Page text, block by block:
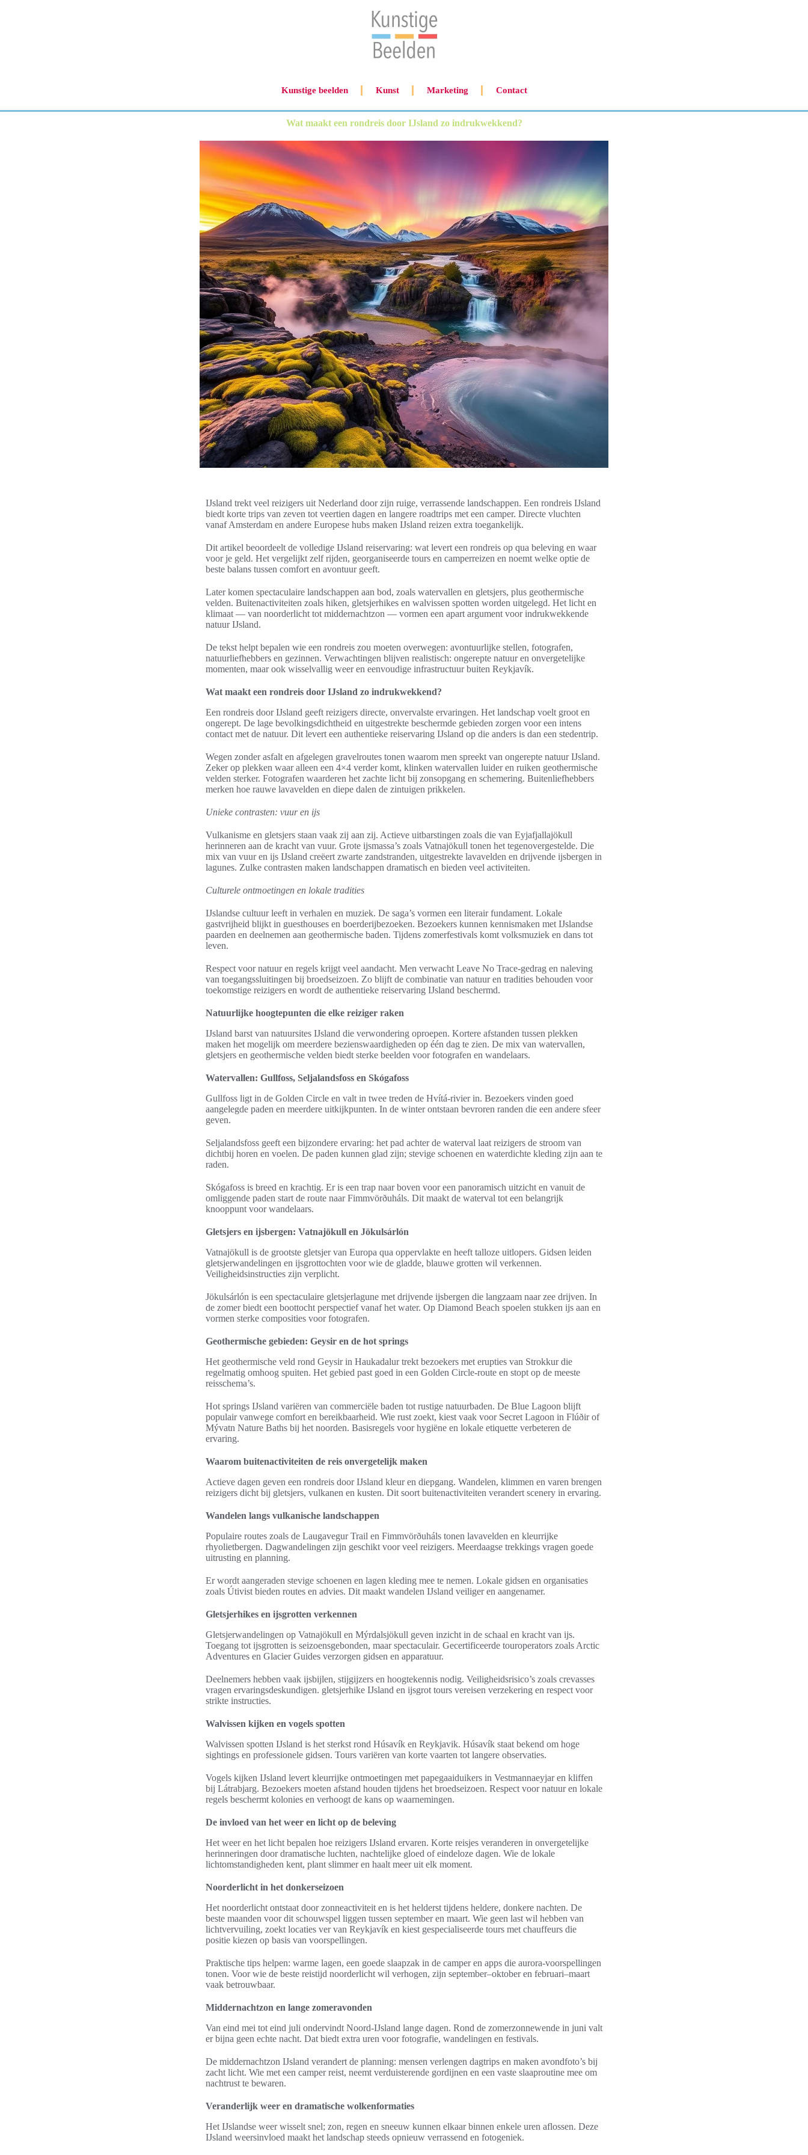
Kunstige beelden Kunst Marketing Contact
Wat maakt een rondreis door IJsland zo indrukwekkend?
IJsland trekt veel reizigers uit Nederland door zijn ruige, verrassende landschappen. Een rondreis IJsland
biedt korte trips van zeven tot veertien dagen en langere roadtrips met een camper. Directe vluchten
vanaf Amsterdam en andere Europese hubs maken IJsland reizen extra toegankelijk.
Dit artikel beoordeelt de volledige IJsland reiservaring: wat levert een rondreis op qua beleving en waar
voor je geld. Het vergelijkt zelf rijden, georganiseerde tours en camperreizen en noemt welke optie de
beste balans tussen comfort en avontuur geeft.
Later komen spectaculaire landschappen aan bod, zoals watervallen en gletsjers, plus geothermische
velden. Buitenactiviteiten zoals hiken, gletsjerhikes en walvissen spotten worden uitgelegd. Het licht en
klimaat — van noorderlicht tot middernachtzon — vormen een apart argument voor indrukwekkende
natuur IJsland.
De tekst helpt bepalen wie een rondreis zou moeten overwegen: avontuurlijke stellen, fotografen,
natuurliefhebbers en gezinnen. Verwachtingen blijven realistisch: ongerepte natuur en onvergetelijke
momenten, maar ook wisselvallig weer en eenvoudige infrastructuur buiten Reykjavík.
Wat maakt een rondreis door IJsland zo indrukwekkend?
Een rondreis door IJsland geeft reizigers directe, onvervalste ervaringen. Het landschap voelt groot en
ongerept. De lage bevolkingsdichtheid en uitgestrekte beschermde gebieden zorgen voor een intens
contact met de natuur. Dit levert een authentieke reiservaring IJsland op die anders is dan een stedentrip.
Wegen zonder asfalt en afgelegen gravelroutes tonen waarom men spreekt van ongerepte natuur IJsland.
Zeker op plekken waar alleen een 4×4 verder komt, klinken watervallen luider en ruiken geothermische
velden sterker. Fotografen waarderen het zachte licht bij zonsopgang en schemering. Buitenliefhebbers
merken hoe rauwe lavavelden en diepe dalen de zintuigen prikkelen.
Unieke contrasten: vuur en ijs
Vulkanisme en gletsjers staan vaak zij aan zij. Actieve uitbarstingen zoals die van Eyjafjallajökull
herinneren aan de kracht van vuur. Grote ijsmassa’s zoals Vatnajökull tonen het tegenovergestelde. Die
mix van vuur en ijs IJsland creëert zwarte zandstranden, uitgestrekte lavavelden en drijvende ijsbergen in
lagunes. Zulke contrasten maken landschappen dramatisch en bieden veel activiteiten.
Culturele ontmoetingen en lokale tradities
IJslandse cultuur leeft in verhalen en muziek. De saga’s vormen een literair fundament. Lokale
gastvrijheid blijkt in guesthouses en boerderijbezoeken. Bezoekers kunnen kennismaken met IJslandse
paarden en deelnemen aan geothermische baden. Tijdens zomerfestivals komt volksmuziek en dans tot
leven.
Respect voor natuur en regels krijgt veel aandacht. Men verwacht Leave No Trace-gedrag en naleving
van toegangssluitingen bij broedseizoen. Zo blijft de combinatie van natuur en tradities behouden voor
toekomstige reizigers en wordt de authentieke reiservaring IJsland beschermd.
Natuurlijke hoogtepunten die elke reiziger raken
IJsland barst van natuursites IJsland die verwondering oproepen. Kortere afstanden tussen plekken
maken het mogelijk om meerdere bezienswaardigheden op één dag te zien. De mix van watervallen,
gletsjers en geothermische velden biedt sterke beelden voor fotografen en wandelaars.
Watervallen: Gullfoss, Seljalandsfoss en Skógafoss
Gullfoss ligt in de Golden Circle en valt in twee treden de Hvítá-rivier in. Bezoekers vinden goed
aangelegde paden en meerdere uitkijkpunten. In de winter ontstaan bevroren randen die een andere sfeer
geven.
Seljalandsfoss geeft een bijzondere ervaring: het pad achter de waterval laat reizigers de stroom van
dichtbij horen en voelen. De paden kunnen glad zijn; stevige schoenen en waterdichte kleding zijn aan te
raden.
Skógafoss is breed en krachtig. Er is een trap naar boven voor een panoramisch uitzicht en vanuit de
omliggende paden start de route naar Fimmvörðuháls. Dit maakt de waterval tot een belangrijk
knooppunt voor wandelaars.
Gletsjers en ijsbergen: Vatnajökull en Jökulsárlón
Vatnajökull is de grootste gletsjer van Europa qua oppervlakte en heeft talloze uitlopers. Gidsen leiden
gletsjerwandelingen en ijsgrottochten voor wie de gladde, blauwe grotten wil verkennen.
Veiligheidsinstructies zijn verplicht.
Jökulsárlón is een spectaculaire gletsjerlagune met drijvende ijsbergen die langzaam naar zee drijven. In
de zomer biedt een boottocht perspectief vanaf het water. Op Diamond Beach spoelen stukken ijs aan en
vormen sterke composities voor fotografen.
Geothermische gebieden: Geysir en de hot springs
Het geothermische veld rond Geysir in Haukadalur trekt bezoekers met erupties van Strokkur die
regelmatig omhoog spuiten. Het gebied past goed in een Golden Circle-route en stopt op de meeste
reisschema’s.
Hot springs IJsland variëren van commerciële baden tot rustige natuurbaden. De Blue Lagoon blijft
populair vanwege comfort en bereikbaarheid. Wie rust zoekt, kiest vaak voor Secret Lagoon in Flúðir of
Mývatn Nature Baths bij het noorden. Basisregels voor hygiëne en lokale etiquette verbeteren de
ervaring.
Waarom buitenactiviteiten de reis onvergetelijk maken
Actieve dagen geven een rondreis door IJsland kleur en diepgang. Wandelen, klimmen en varen brengen
reizigers dicht bij gletsjers, vulkanen en kusten. Dit soort buitenactiviteiten verandert scenery in ervaring.
Wandelen langs vulkanische landschappen
Populaire routes zoals de Laugavegur Trail en Fimmvörðuháls tonen lavavelden en kleurrijke
rhyolietbergen. Dagwandelingen zijn geschikt voor veel reizigers. Meerdaagse trekkings vragen goede
uitrusting en planning.
Er wordt aangeraden stevige schoenen en lagen kleding mee te nemen. Lokale gidsen en organisaties
zoals Útivist bieden routes en advies. Dit maakt wandelen IJsland veiliger en aangenamer.
Gletsjerhikes en ijsgrotten verkennen
Gletsjerwandelingen op Vatnajökull en Mýrdalsjökull geven inzicht in de schaal en kracht van ijs.
Toegang tot ijsgrotten is seizoensgebonden, maar spectaculair. Gecertificeerde touroperators zoals Arctic
Adventures en Glacier Guides verzorgen gidsen en apparatuur.
Deelnemers hebben vaak ijsbijlen, stijgijzers en hoogtekennis nodig. Veiligheidsrisico’s zoals crevasses
vragen ervaringsdeskundigen. gletsjerhike IJsland en ijsgrot tours vereisen verzekering en respect voor
strikte instructies.
Walvissen kijken en vogels spotten
Walvissen spotten IJsland is het sterkst rond Húsavík en Reykjavik. Húsavík staat bekend om hoge
sightings en professionele gidsen. Tours variëren van korte vaarten tot langere observaties.
Vogels kijken IJsland levert kleurrijke ontmoetingen met papegaaiduikers in Vestmannaeyjar en kliffen
bij Látrabjarg. Bezoekers moeten afstand houden tijdens het broedseizoen. Respect voor natuur en lokale
regels beschermt kolonies en verhoogt de kans op waarnemingen.
De invloed van het weer en licht op de beleving
Het weer en het licht bepalen hoe reizigers IJsland ervaren. Korte reisjes veranderen in onvergetelijke
herinneringen door dramatische luchten, nachtelijke gloed of eindeloze dagen. Wie de lokale
lichtomstandigheden kent, plant slimmer en haalt meer uit elk moment.
Noorderlicht in het donkerseizoen
Het noorderlicht ontstaat door zonneactiviteit en is het helderst tijdens heldere, donkere nachten. De
beste maanden voor dit schouwspel liggen tussen september en maart. Wie geen last wil hebben van
lichtvervuiling, zoekt locaties ver van Reykjavík en kiest gespecialiseerde tours met chauffeurs die
positie kiezen op basis van voorspellingen.
Praktische tips helpen: warme lagen, een goede slaapzak in de camper en apps die aurora-voorspellingen
tonen. Voor wie de beste reistijd noorderlicht wil verhogen, zijn september–oktober en februari–maart
vaak betrouwbaar.
Middernachtzon en lange zomeravonden
Van eind mei tot eind juli ondervindt Noord-IJsland lange dagen. Rond de zomerzonnewende in juni valt
er bijna geen echte nacht. Dat biedt extra uren voor fotografie, wandelingen en festivals.
De middernachtzon IJsland verandert de planning: mensen verlengen dagtrips en maken avondfoto’s bij
zacht licht. Wie met een camper reist, neemt verduisterende gordijnen en een vaste slaaproutine mee om
nachtrust te bewaren.
Veranderlijk weer en dramatische wolkenformaties
Het IJslandse weer wisselt snel; zon, regen en sneeuw kunnen elkaar binnen enkele uren aflossen. Deze
IJsland weersinvloed maakt het landschap steeds opnieuw verrassend en fotogeniek.